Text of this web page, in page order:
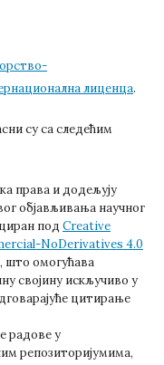
лиценца.
су са следећим
права и додељују
објављивања научног
под Creative
NoDerivatives 4.0
, што омогућава
својину искључиво у
цитирање
радове у
репозиторијумима,